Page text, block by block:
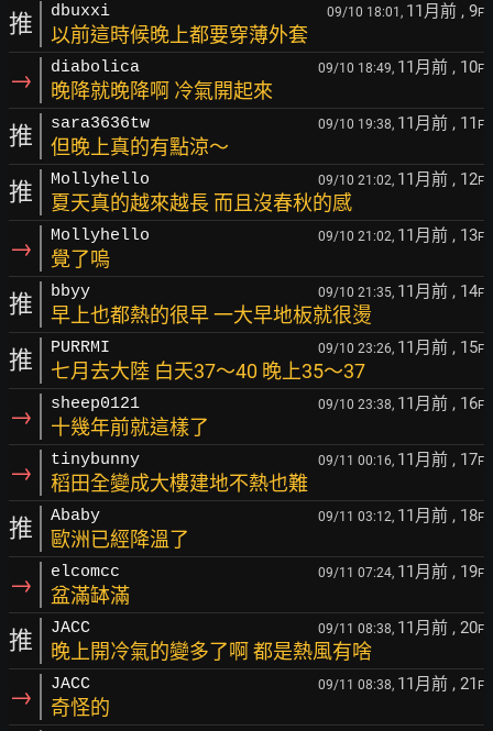
推 dbuxxi 09/10 18:01, 11月前 , 9F
以前這時候晚上都要穿薄外套
→ diabolica 09/10 18:49, 11月前 , 10F
晚降就晚降啊 冷氣開起來
推 sara3636tw 09/10 19:38, 11月前 , 11 F
但晚上真的有點涼～
推 Mollyhello 09/10 21:02, 11月前 , 12F
夏天真的越來越長 而且沒春秋的感
→ Mollyhello 09/10 21:02, 11月前 , 13F
覺了嗚
推 bbyy 09/10 21:35, 11月前 , 14F
早上也都熱的很早 一大早地板就很燙
推 PURRMI 09/10 23:26, 11月前 , 15F
七月去大陸 白天37～40 晚上35～37
→ sheep0121 09/10 23:38, 11月前 , 16F
十幾年前就這樣了
→ tinybunny 09/11 00:16, 11月前 , 17F
稻田全變成大樓建地不熱也難
推 Ababy 09/11 03:12, 11月前 , 18F
歐洲已經降溫了
→ elcomcc 09/11 07:24, 11月前 , 19F
盆滿缽滿
推 JACC 09/11 08:38, 11月前 , 20F
晚上開冷氣的變多了啊 都是熱風有啥
→ JACC 09/11 08:38, 11月前 , 21 F
奇怪的